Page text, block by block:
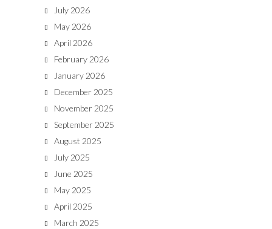
July 2026
May 2026
April 2026
February 2026
January 2026
December 2025
November 2025
September 2025
August 2025
July 2025
June 2025
May 2025
April 2025
March 2025